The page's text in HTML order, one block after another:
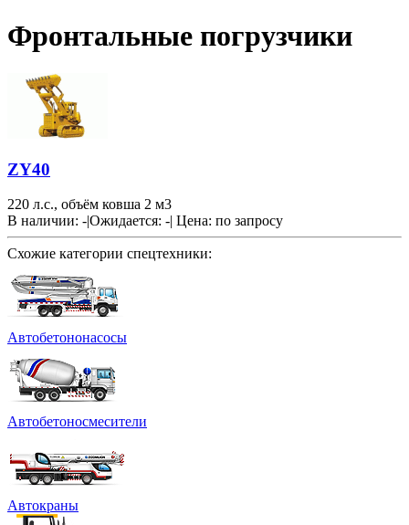
Фронтальные погрузчики
ZY40
220 л.с., объём ковша 2 м3
В наличии: -|Ожидается: -| Цена: по запросу
Схожие категории спецтехники:
Автобетононасосы
Автобетоносмесители
Автокраны